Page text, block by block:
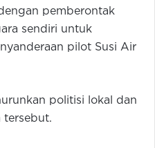
pemberontak
sendiri untuk
pilot Susi Air
politisi lokal dan
tersebut.